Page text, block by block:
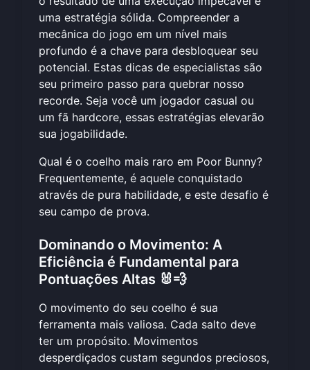
uma estratégia sólida. Compreender a
mecânica do jogo em um nível mais
profundo é a chave para desbloquear seu
potencial. Estas dicas de especialistas são
seu primeiro passo para quebrar nosso
recorde. Seja você um jogador casual ou
um fã hardcore, essas estratégias elevarão
sua jogabilidade.
Qual é o coelho mais raro em Poor Bunny?
Frequentemente, é aquele conquistado
através de pura habilidade, e este desafio é
seu campo de prova.
Dominando o Movimento: A
Eficiência é Fundamental para
Pontuações Altas 🐰💨
O movimento do seu coelho é sua
ferramenta mais valiosa. Cada salto deve
ter um propósito. Movimentos
desperdiçados custam segundos preciosos,